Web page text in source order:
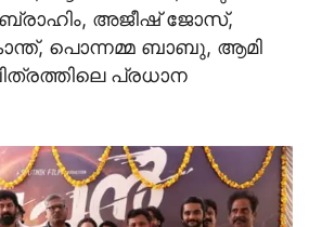
അജീഷ് ജോസ്,
പൊന്നമ്മ ബാബു, ആമി
പ്രധാന